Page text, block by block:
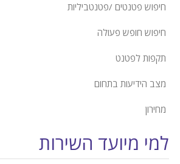
חיפוש פטנטים /פטנטביליות
חיפוש חופש פעולה
תקפות לפטנט
מצב הידיעות בתחום
מחירון
למי מיועד השירות